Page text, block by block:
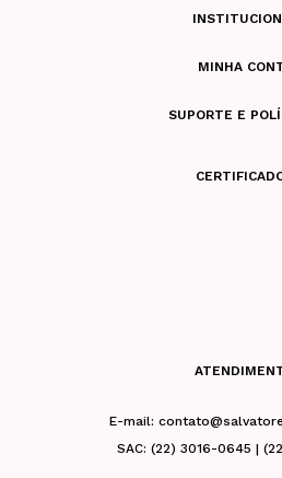
MINHA
SUPORTE E
E-mail:
SAC: (22) 3016-0645 |